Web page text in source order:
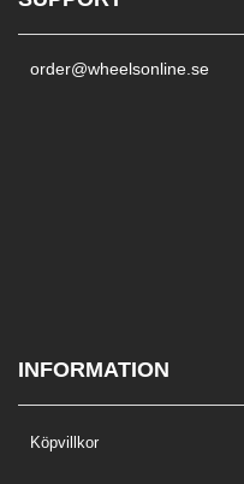
order@wheelsonline.se
INFORMATION
Köpvillkor